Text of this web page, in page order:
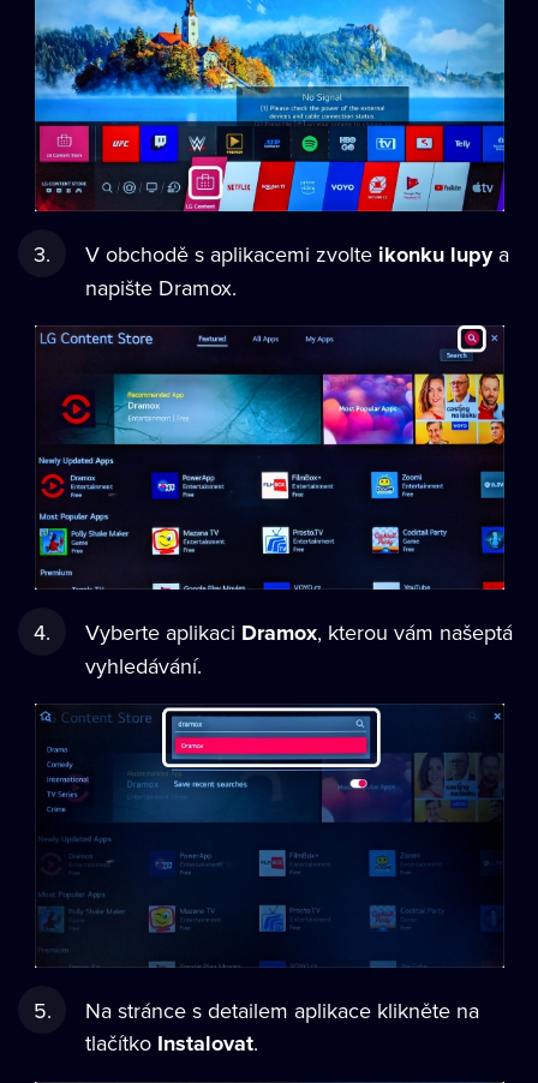
V obchodě s aplikacemi zvolte ikonku lupya
napište Dramox.
Vyberte aplikaci Dramox, kterou vám našeptá
vyhledávání.
Na stránce s detailem aplikace klikněte na
tlačítko Instalovat.